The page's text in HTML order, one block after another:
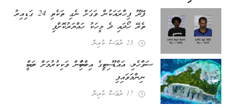
ފޭދޫ ފިހާރައަކުން ވަގަށް ނެގި ތަކެތި 24 ގަޑިއިރު
ތެރޭ ހޯދައި ދެ މީހަކު ހައްޔަރުކޮށްފި
23 ދުވަސް ކުރިން
ސަވާހެލި، އައްޑޫ ސިޓީގެ އިހްތިސާސުން ވަކިކުރުމަށް ރައީސް
ނިންމަވައިފި
17 ދުވަސް ކުރިން